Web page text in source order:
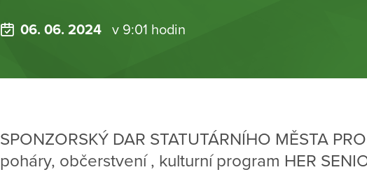
06. 06. 2024 v 9:01 hodin
SPONZORSKÝ DAR STATUTÁRNÍHO MĚSTA
poháry, občerstvení , kulturní program HER